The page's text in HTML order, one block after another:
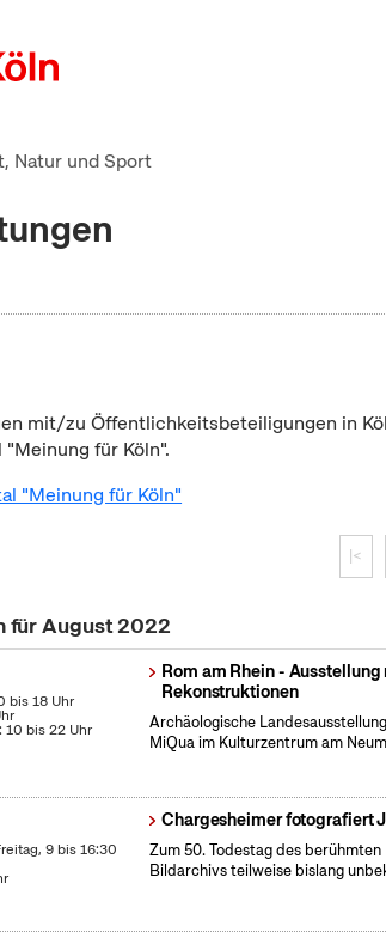
Natur und Sport
mit/zu Öffentlichkeitsbeteiligungen in
für Köln".
"Meinung für Köln"
|<
für August 2022
bis 18 Uhr
10 bis 22 Uhr
Rom am Rhein -
Rekonstruktionen
Archäologische
MiQua im Kulturzentrum am
9 bis 16:30
Chargesheimer fotografiert
Zum 50. Todestag des
Bildarchivs teilweise bislang